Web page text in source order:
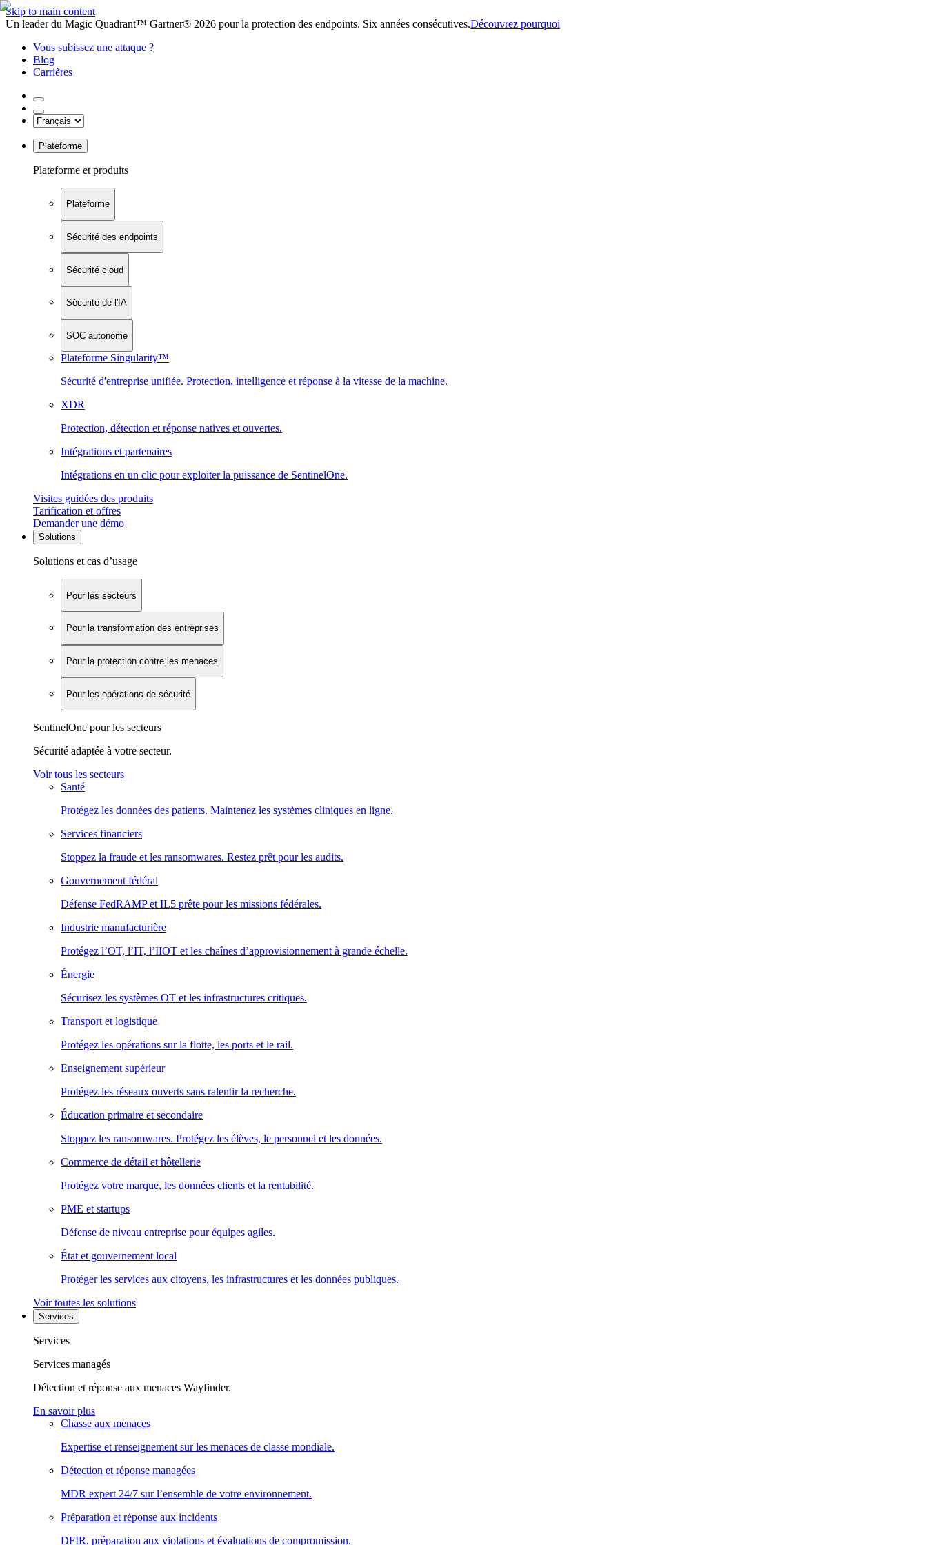
Skip to main content
Un leader du Magic Quadrant™ Gartner® 2026 pour la protection des endpoints. Six années consécutives.Découvrez pourquoi
Vous subissez une attaque ?
Blog
Carrières
Plateforme
Plateforme et produits
Plateforme
Sécurité des endpoints
Sécurité cloud
Sécurité de l'IA
SOC autonome
Plateforme Singularity™
Sécurité d'entreprise unifiée. Protection, intelligence et réponse à la vitesse de la machine.
XDR
Protection, détection et réponse natives et ouvertes.
Intégrations et partenaires
Intégrations en un clic pour exploiter la puissance de SentinelOne.
Visites guidées des produits
Tarification et offres
Demander une démo
Solutions
Solutions et cas d’usage
Pour les secteurs
Pour la transformation des entreprises
Pour la protection contre les menaces
Pour les opérations de sécurité
SentinelOne pour les secteurs
Sécurité adaptée à votre secteur.
Voir tous les secteurs
Santé
Protégez les données des patients. Maintenez les systèmes cliniques en ligne.
Services financiers
Stoppez la fraude et les ransomwares. Restez prêt pour les audits.
Gouvernement fédéral
Défense FedRAMP et IL5 prête pour les missions fédérales.
Industrie manufacturière
Protégez l’OT, l’IT, l’IIOT et les chaînes d’approvisionnement à grande échelle.
Énergie
Sécurisez les systèmes OT et les infrastructures critiques.
Transport et logistique
Protégez les opérations sur la flotte, les ports et le rail.
Enseignement supérieur
Protégez les réseaux ouverts sans ralentir la recherche.
Éducation primaire et secondaire
Stoppez les ransomwares. Protégez les élèves, le personnel et les données.
Commerce de détail et hôtellerie
Protégez votre marque, les données clients et la rentabilité.
PME et startups
Défense de niveau entreprise pour équipes agiles.
État et gouvernement local
Protéger les services aux citoyens, les infrastructures et les données publiques.
Voir toutes les solutions
Services
Services
Services managés
Détection et réponse aux menaces Wayfinder.
En savoir plus
Chasse aux menaces
Expertise et renseignement sur les menaces de classe mondiale.
Détection et réponse managées
MDR expert 24/7 sur l’ensemble de votre environnement.
Préparation et réponse aux incidents
DFIR, préparation aux violations et évaluations de compromission.